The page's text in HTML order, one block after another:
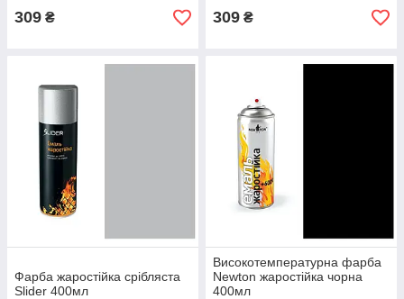
309 ₴ 309 ₴
Фарба жаростійка срібляста
Slider 400мл
Високотемпературна фарба
Newton жаростійка чорна
400мл